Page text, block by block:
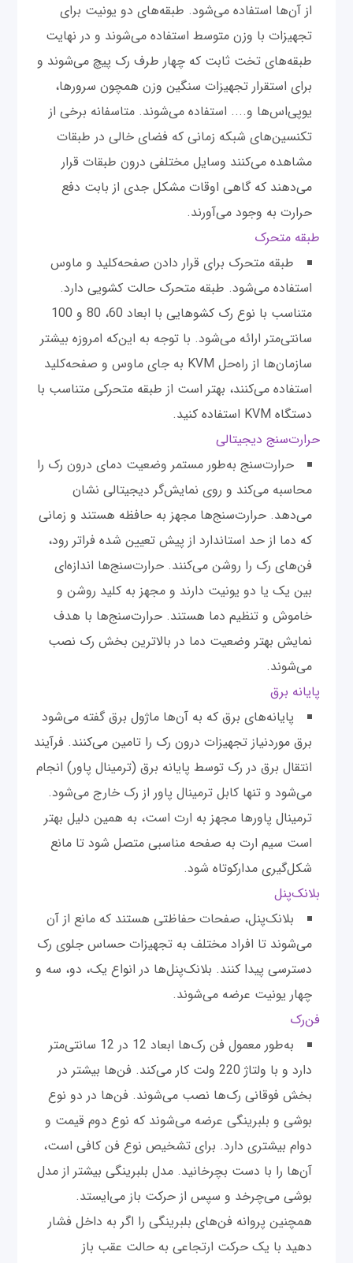
از آن‌ها استفاده می‌شود. طبقه‌های دو یونیت برای
تجهیزات با وزن متوسط استفاده می‌شوند و در نهایت
طبقه‌های تخت ثابت که چهار طرف رک پیچ می‌شوند و
برای استقرار تجهیزات سنگین‌ وزن همچون سرورها،
یو‌پی‌اس‌ها و.... استفاده می‌شوند. متاسفانه برخی از
تکنسین‌های شبکه زمانی که فضای خالی در طبقات
مشاهده می‌کنند وسایل مختلفی درون طبقات قرار
می‌دهند که گاهی اوقات مشکل جدی از بابت دفع
حرارت به وجود می‌آورند.
طبقه متحرک
طبقه متحرک برای قرار دادن صفحه‌کلید و ماوس
استفاده می‌شود. طبقه متحرک حالت کشویی دارد.
متناسب با نوع رک کشوهایی با ابعاد 60، 80 و 100
سانتی‌متر ارائه می‌شود. با توجه به این‌که امروزه بیشتر
سازمان‌ها از راه‌حل KVM به جای ماوس و صفحه‌کلید
استفاده می‌کنند، بهتر است از طبقه متحرکی متناسب با
دستگاه KVM استفاده کنید.
حرارت‌سنج دیجیتالی
حرارت‌سنج به‌طور مستمر وضعیت دمای درون رک را
محاسبه می‌کند و روی نمایش‌گر دیجیتالی نشان
می‌دهد. حرارت‌سنج‌ها مجهز به حافظه هستند و زمانی
که دما از حد استاندارد از پیش تعیین شده فراتر رود،
فن‌های رک را روشن می‌کنند. حرارت‌سنج‌ها اندازه‌ای
بین یک یا دو یونیت دارند و مجهز به کلید روشن و
خاموش و تنظیم دما هستند. حرارت‌سنج‌ها با هدف
نمایش بهتر وضعیت دما در بالاترین بخش رک نصب
می‌شوند.
پایانه برق
پایانه‌های برق که به آن‌ها ماژول برق گفته می‌شود
برق موردنیاز تجهیزات درون رک را تامین می‌کنند. فرآیند
انتقال برق در رک توسط پایانه برق (ترمینال پاور) انجام
می‌شود و تنها کابل ترمینال پاور از رک خارج می‌شود.
ترمینال پاور‌ها مجهز به ارت است، به همین دلیل بهتر
است سیم ارت به صفحه مناسبی متصل شود تا مانع
شکل‌گیری مدار‌کوتاه شود.
بلانک‌پنل
بلانک‌پنل، صفحات حفاظتی هستند که مانع از آن
می‌شوند تا افراد مختلف به تجهیزات حساس جلوی رک
دسترسی پیدا کنند. بلانک‌پنل‌ها در انواع یک، دو، سه و
چهار یونیت عرضه می‌شوند.
فن‌رک
به‌طور معمول فن رک‌ها ابعاد 12 در 12 سانتی‌متر
دارد و با ولتاژ 220 ولت کار می‌کند. فن‌ها بیشتر در
بخش فوقانی رک‌ها نصب می‌شوند. فن‌ها در دو نوع
بوشی و بلبرینگی عرضه می‌شوند که نوع دوم قیمت و
دوام بیشتری دارد. برای تشخیص نوع فن کافی است،
آن‌ها را با دست بچرخانید. مدل بلبرینگی بیشتر از مدل
بوشی می‌چرخد و سپس از حرکت باز می‌ایستد.
همچنین پروانه فن‌های بلبرینگی را اگر به داخل فشار
دهید با یک حرکت ارتجاعی به حالت عقب باز